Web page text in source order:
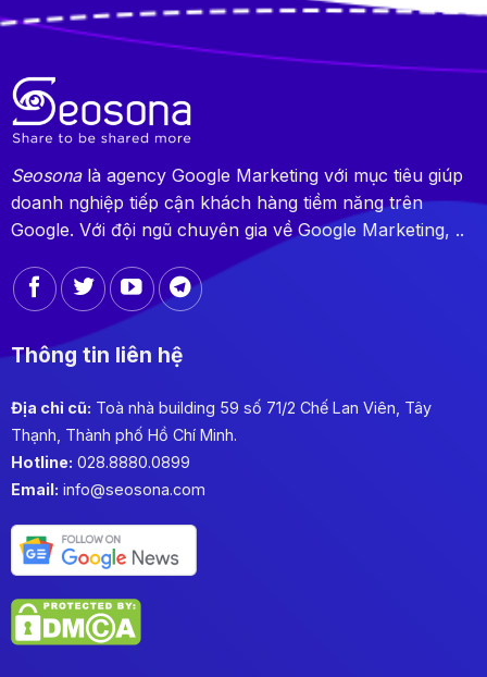
Seosonalà agency Google Marketing với mục tiêu giúp
doanh nghiệp tiếp cận khách hàng tiềm năng trên
Google. Với đội ngũ chuyên gia về Google Marketing, ..
Thông tin liên hệ
Địa chỉ cũ: Toà nhà building 59 số 71/2 Chế Lan Viên, Tây
Thạnh, Thành phố Hồ Chí Minh.
Hotline: 028.8880.0899
Email: info@seosona.com